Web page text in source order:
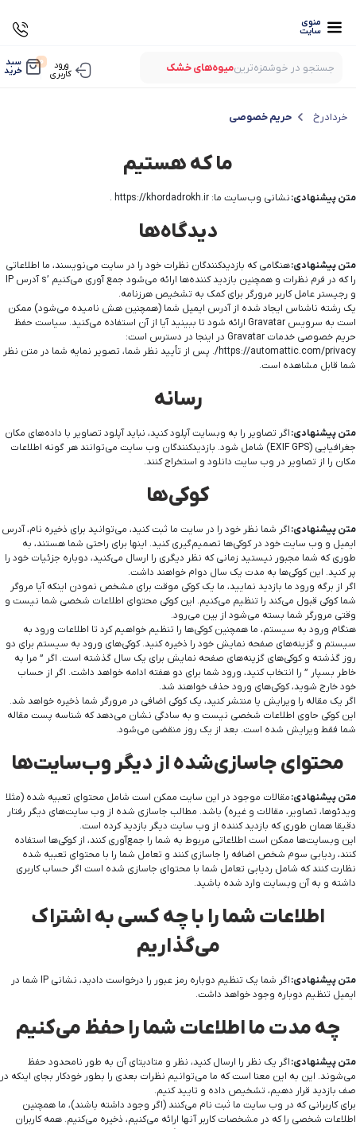
منوی
سایت
جستجو در خوشمزه‌ترینمیوه‌های خشک
لواشک‌های ارگانیک
ورود
کاربری
0 سبد
خرید
خردادرخ حریم خصوصی
ما که هستیم
متن پیشنهادی:نشانی وب‌سایت ما: https://khordadrokh.ir .
دیدگاه‌ها
متن پیشنهادی:هنگامی که بازدیدکنندگان نظرات خود را در سایت می‌نویسند، ما اطلاعاتی
را که در فرم نظرات و همچنین بازدید کننده‌ها ارائه می‌شود جمع آوری می‌کنیم ’s آدرس IP
و رجیستر عامل کاربر مرورگر برای کمک به تشخیص هرزنامه.
یک رشته ناشناس ایجاد شده از آدرس ایمیل شما (همچنین هش نامیده می‌شود) ممکن
است به سرویس Gravatar ارائه شود تا ببینید آیا از آن استفاده می‌کنید. سیاست حفظ
حریم خصوصی خدمات Gravatar در اینجا در دسترس است:
https://automattic.com/privacy/. پس از تأیید نظر شما، تصویر نمایه شما در متن نظر
شما قابل مشاهده است.
رسانه
متن پیشنهادی:اگر تصاویر را به وبسایت آپلود کنید، نباید آپلود تصاویر با داده‌های مکان
جغرافیایی (EXIF GPS) شامل شود. بازدیدکنندگان وب سایت می‌توانند هر گونه اطلاعات
مکان را از تصاویر در وب سایت دانلود و استخراج کنند.
کوکی‌ها
متن پیشنهادی:اگر شما نظر خود را در سایت ما ثبت کنید، می‌توانید برای ذخیره نام، آدرس
ایمیل و وب سایت خود در کوکی‌ها تصمیم‌گیری کنید. اینها برای راحتی شما هستند، به
طوری که شما مجبور نیستید زمانی که نظر دیگری را ارسال می‌کنید، دوباره جزئیات خود را
پر کنید. این کوکی‌ها به مدت یک سال دوام خواهند داشت.
اگر از برگه ورود ما بازدید نمایید، ما یک کوکی موقت برای مشخص نمودن اینکه آیا مروگر
شما کوکی قبول می‌کند را تنظیم می‌کنیم. این کوکی محتوای اطلاعات شخصی شما نیست و
وقتی مرورگر شما بسته می‌شود از بین می‌رود.
هنگام ورود به سیستم، ما همچنین کوکی‌ها را تنظیم خواهیم کرد تا اطلاعات ورود به
سیستم و گزینه‌های صفحه نمایش خود را ذخیره کنید. کوکی‌های ورود به سیستم برای دو
روز گذشته و کوکی‌های گزینه‌های صفحه نمایش برای یک سال گذشته است. اگر ” مرا به
خاطر بسپار ” را انتخاب کنید، ورود شما برای دو هفته ادامه خواهد داشت. اگر از حساب
خود خارج شوید، کوکی‌های ورود حذف خواهند شد.
اگر یک مقاله را ویرایش یا منتشر کنید، یک کوکی اضافی در مرورگر شما ذخیره خواهد شد.
این کوکی حاوی اطلاعات شخصی نیست و به سادگی نشان می‌دهد که شناسه پست مقاله
شما فقط ویرایش شده است. بعد از یک روز منقضی می‌شود.
محتوای جاسازی‌شده از دیگر وب‌سایت‌ها
متن پیشنهادی:مقالات موجود در این سایت ممکن است شامل محتوای تعبیه شده (مثلا
ویدئوها، تصاویر، مقالات و غیره) باشد. مطالب جاسازی شده از وب سایت‌های دیگر رفتار
دقیقا همان طوری که بازدید کننده از وب سایت دیگر بازدید کرده است.
این وبسایت‌ها ممکن است اطلاعاتی مربوط به شما را جمع‌آوری کنند، از کوکی‌ها استفاده
کنند، ردیابی سوم شخص اضافه را جاسازی کنند و تعامل شما را با محتوای تعبیه شده
نظارت کنند که شامل ردیابی تعامل شما با محتوای جاسازی شده است اگر حساب کاربری
داشته و به آن وبسایت وارد شده باشید.
اطلاعات شما را با چه کسی به اشتراک
می‌گذاریم
متن پیشنهادی:
اگر شما یک تنظیم دوباره رمز عبور را درخواست دادید، نشانی IP شما در
ایمیل تنظیم دوباره وجود خواهد داشت.
چه مدت ما اطلاعات شما را حفظ می‌کنیم
متن پیشنهادی:اگر یک نظر را ارسال کنید، نظر و متادیتای آن به طور نامحدود حفظ
می‌شوند. این به این معنا است که ما می‌توانیم نظرات بعدی را بطور خودکار بجای اینکه در
صف بازدید قرار دهیم، تشخیص داده و تایید کنیم.
برای کاربرانی که در وب سایت ما ثبت نام می‌کنند (اگر وجود داشته باشند)، ما همچنین
اطلاعات شخصی را که در مشخصات کاربر آنها ارائه می‌کنیم، ذخیره می‌کنیم. همه کاربران